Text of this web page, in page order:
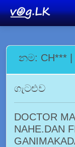
නම: CH***
ගැටළුව
DOCTOR
NAHE.DAN